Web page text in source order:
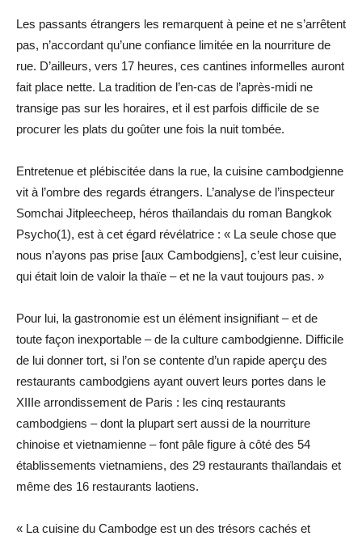
Les passants étrangers les remarquent à peine et ne s’arrêtent
pas, n’accordant qu’une confiance limitée en la nourriture de
rue. D’ailleurs, vers 17 heures, ces cantines informelles auront
fait place nette. La tradition de l’en-cas de l’après-midi ne
transige pas sur les horaires, et il est parfois difficile de se
procurer les plats du goûter une fois la nuit tombée.
Entretenue et plébiscitée dans la rue, la cuisine cambodgienne
vit à l’ombre des regards étrangers. L’analyse de l’inspecteur
Somchai Jitpleecheep, héros thaïlandais du roman Bangkok
Psycho(1), est à cet égard révélatrice : « La seule chose que
nous n’ayons pas prise [aux Cambodgiens], c’est leur cuisine,
qui était loin de valoir la thaïe – et ne la vaut toujours pas. »
Pour lui, la gastronomie est un élément insignifiant – et de
toute façon inexportable – de la culture cambodgienne. Difficile
de lui donner tort, si l’on se contente d’un rapide aperçu des
restaurants cambodgiens ayant ouvert leurs portes dans le
XIIIe arrondissement de Paris : les cinq restaurants
cambodgiens – dont la plupart sert aussi de la nourriture
chinoise et vietnamienne – font pâle figure à côté des 54
établissements vietnamiens, des 29 restaurants thaïlandais et
même des 16 restaurants laotiens.
« La cuisine du Cambodge est un des trésors cachés et